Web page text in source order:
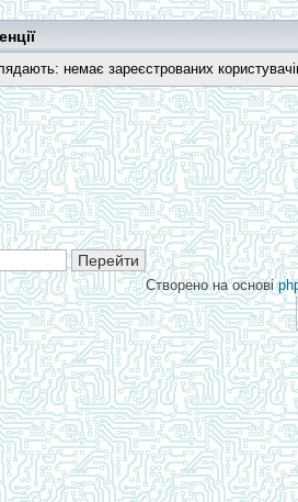
немає зареєстрованих
Створено на основі